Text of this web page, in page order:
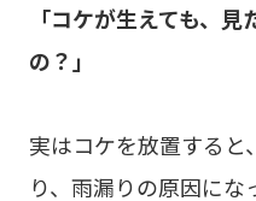
「コケが生えても、
の？」
実はコケを放置すると
り、雨漏りの原因に